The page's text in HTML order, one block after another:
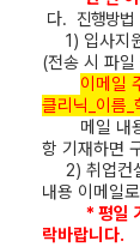
다. 진행방법
1) 입사지
(전송 시 파
이메일
클리닉_이름
메일 내용 :
항 기재하면
2) 취업컨
내용 이메일
* 평일
락바랍니다.